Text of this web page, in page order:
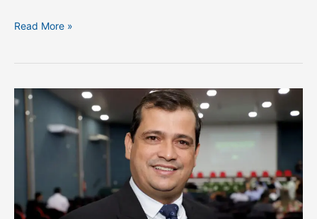
Read More »
Diogo
Borges,
prefeito
posse